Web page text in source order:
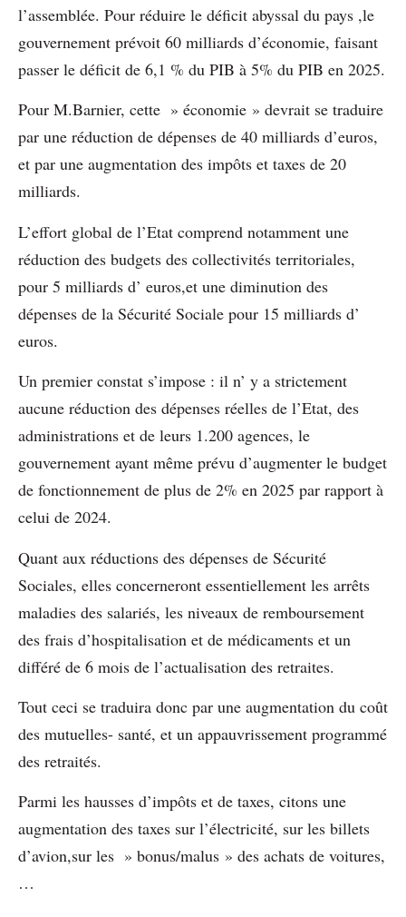
l’assemblée. Pour réduire le déficit abyssal du pays ,le
gouvernement prévoit 60 milliards d’économie, faisant
passer le déficit de 6,1 % du PIB à 5% du PIB en 2025.
Pour M.Barnier, cette » économie » devrait se traduire
par une réduction de dépenses de 40 milliards d’euros,
et par une augmentation des impôts et taxes de 20
milliards.
L’effort global de l’Etat comprend notamment une
réduction des budgets des collectivités territoriales,
pour 5 milliards d’ euros,et une diminution des
dépenses de la Sécurité Sociale pour 15 milliards d’
euros.
Un premier constat s’impose : il n’ y a strictement
aucune réduction des dépenses réelles de l’Etat, des
administrations et de leurs 1.200 agences, le
gouvernement ayant même prévu d’augmenter le budget
de fonctionnement de plus de 2% en 2025 par rapport à
celui de 2024.
Quant aux réductions des dépenses de Sécurité
Sociales, elles concerneront essentiellement les arrêts
maladies des salariés, les niveaux de remboursement
des frais d’hospitalisation et de médicaments et un
différé de 6 mois de l’actualisation des retraites.
Tout ceci se traduira donc par une augmentation du coût
des mutuelles- santé, et un appauvrissement programmé
des retraités.
Parmi les hausses d’impôts et de taxes, citons une
augmentation des taxes sur l’électricité, sur les billets
d’avion,sur les » bonus/malus » des achats de voitures,
…